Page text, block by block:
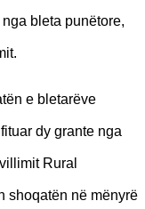
bleta punëtore,
e bletarëve
dy grante nga
Rural
shoqatën në mënyrë